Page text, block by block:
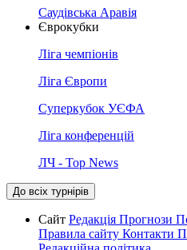
Саудівська Аравія
Єврокубки
Ліга чемпіонів
Ліга Європи
Суперкубок УЄФА
Ліга конференцій
ЛЧ - Top News
До всіх турнірів
Сайт Редакція Прогнози
Правила сайту Контакти